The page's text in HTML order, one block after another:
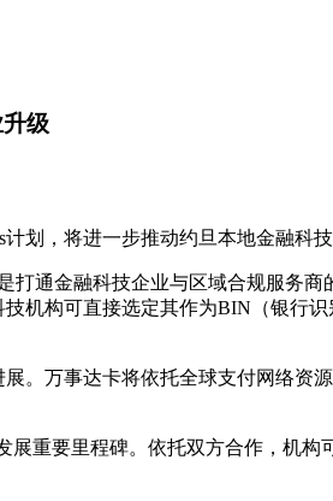
级
划，将进一步推动约旦本地金融科
打通金融科技企业与区域合规服
机构可直接选定其作为BIN（银行
展。万事达卡将依托全球支付网络
展重要里程碑。依托双方合作，机